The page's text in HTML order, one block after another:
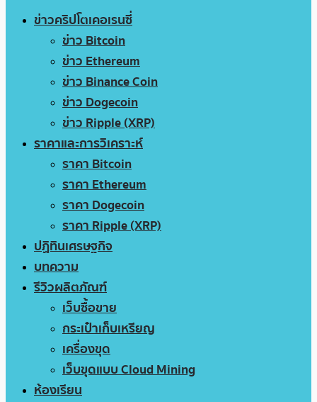
ข่าวคริปโตเคอเรนซี่
ข่าว Bitcoin
ข่าว Ethereum
ข่าว Binance Coin
ข่าว Dogecoin
ข่าว Ripple (XRP)
ราคาและการวิเคราะห์
ราคา Bitcoin
ราคา Ethereum
ราคา Dogecoin
ราคา Ripple (XRP)
ปฏิทินเศรษฐกิจ
บทความ
รีวิวผลิตภัณฑ์
เว็บซื้อขาย
กระเป๋าเก็บเหรียญ
เครื่องขุด
เว็บขุดแบบ Cloud Mining
ห้องเรียน